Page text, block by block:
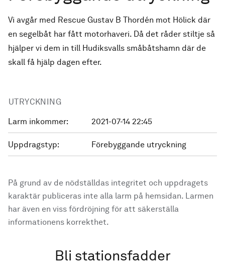
Vi avgår med Rescue Gustav B Thordén mot Hölick där
en segelbåt har fått motorhaveri. Då det råder stiltje så
hjälper vi dem in till Hudiksvalls småbåtshamn där de
skall få hjälp dagen efter.
UTRYCKNING
Larm inkommer: 2021-07-14 22:45
Uppdragstyp: Förebyggande utryckning
På grund av de nödställdas integritet och uppdragets
karaktär publiceras inte alla larm på hemsidan. Larmen
har även en viss fördröjning för att säkerställa
informationens korrekthet.
Bli stationsfadder